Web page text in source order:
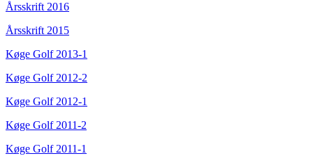
Årsskrift 2016
Årsskrift 2015
Køge Golf 2013-1
Køge Golf 2012-2
Køge Golf 2012-1
Køge Golf 2011-2
Køge Golf 2011-1